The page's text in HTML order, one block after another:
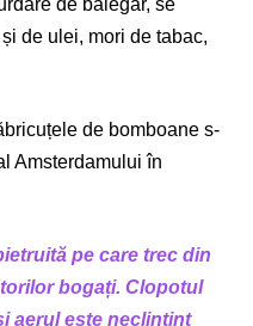
de ulei, mori de tabac,
de bomboane s-
Amsterdamului în
pe care trec din
bogați. Clopotul
aerul este neclintint